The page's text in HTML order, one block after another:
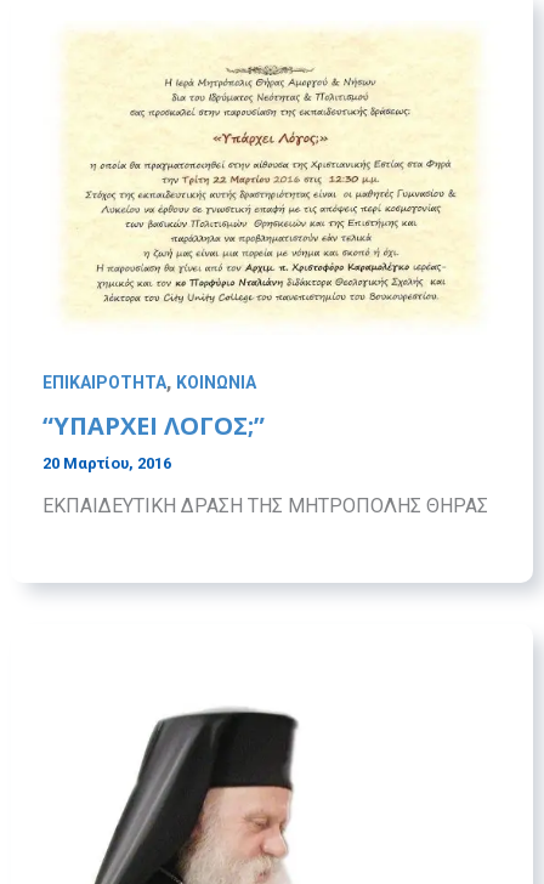
ΕΠΙΚΑΙΡΟΤΗΤΑ, ΚΟΙΝΩΝΙΑ
“ΥΠΑΡΧΕΙ ΛΟΓΟΣ;”
20 Μαρτίου, 2016
ΕΚΠΑΙΔΕΥΤΙΚΗ ΔΡΑΣΗ ΤΗΣ ΜΗΤΡΟΠΟΛΗΣ ΘΗΡΑΣ